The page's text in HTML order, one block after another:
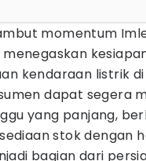
momentum
menegaskan
kendaraan listrik di
dapat segera
yang panjang,
stok dengan
bagian dari